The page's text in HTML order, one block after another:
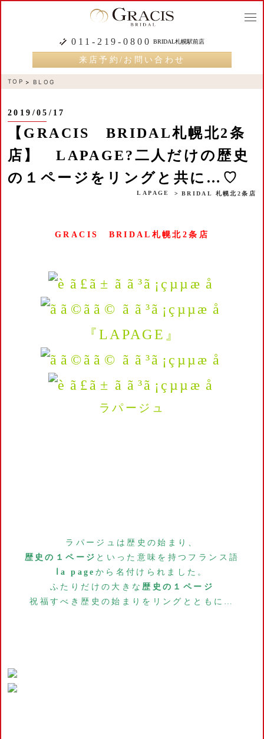
011-219-0800 BRIDAL札幌駅前店
来店予約/お問い合わせ
TOP BLOG
2019/05/17
【GRACIS BRIDAL札幌北2条
店】 LAPAGE?二人だけの歴史
の１ページをリングと共に…♡
LAPAGE BRIDAL 札幌北2条店
GRACIS BRIDAL札幌北2条店
『LAPAGE』
ラパージュ
ラパージュは歴史の始まり、
歴史の１ページ といった意味を持つフランス語
ⅼa page から名付けられました。
ふたりだけの大きな歴史の１ページ
祝福すべき歴史の始まりをリングとともに…